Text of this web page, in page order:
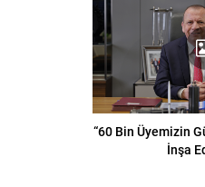
“60 Bin Üyemizin
İnşa